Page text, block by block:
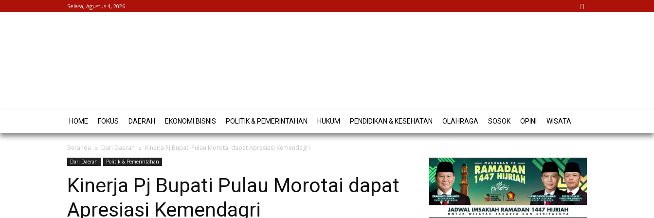
Selasa, Agustus 4, 2026
HOME FOKUS DAERAH EKONOMI BISNIS POLITIK & PEMERINTAHAN HUKUM PENDIDIKAN & KESEHATAN OLAHRAGA SOSOK OPINI WISATA
Beranda Dari Daerah Kinerja Pj Bupati Pulau Morotai dapat Apresiasi Kemendagri
Dari Daerah Politik & Pemerintahan
Kinerja Pj Bupati Pulau Morotai dapat
Apresiasi Kemendagri